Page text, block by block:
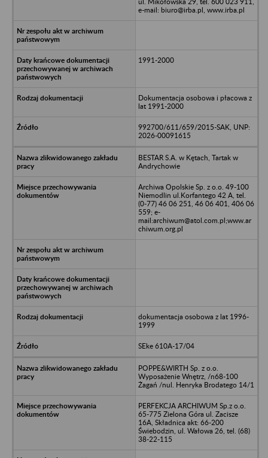
e-mail: biuro@irba.pl, www.irba.pl
1991-2000
Dokumentacja osobowa i płacowa z
lat 1991-2000
992700/611/659/2015-SAK, UNP:
2026-00091615
BESTAR S.A. w Kętach, Tartak w
Andrychowie
Archiwa Opolskie Sp. z o.o. 49-100
Niemodlin ul.Korfantego 42 A, tel.
(0-77) 46 06 251, 46 06 401, 406 06
559; e-
mail:archiwum@atol.com.pl;www.ar
chiwum.org.pl
dokumentacja osobowa z lat 1996-
1999
SEke 610A-17/04
POPPE&WIRTH Sp. z o.o.
Wyposażenie Wnętrz, /n68-100
Żagań /nul. Henryka Brodatego 14/1
PERFEKCJA ARCHIWUM Sp.z o.o.
65-775 Zielona Góra ul. Zacisze
16A, Składnica akt: 66-200
Świebodzin, ul. Wałowa 26, tel. (68)
38-22-115